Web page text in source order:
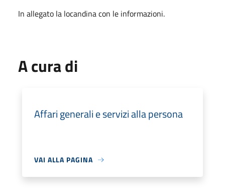
In allegato la locandina con le informazioni.
A cura di
Affari generali e servizi alla persona
VAI ALLA PAGINA